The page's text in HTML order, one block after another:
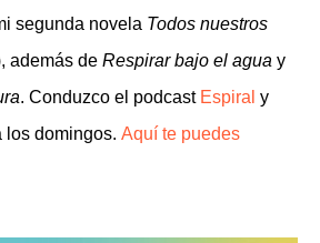
segunda novela Todos nuestros
además de Respirar bajo el agua y
. Conduzco el podcast Espiral y
los domingos. Aquí te puedes